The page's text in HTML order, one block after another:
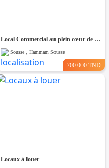
Local Commercial au plein cœur de la zone touristique
Sousse , Hammam Sousse
700.000 TND
Locaux à louer